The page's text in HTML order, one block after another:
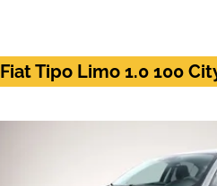
Fiat Tipo Limo 1.0 100